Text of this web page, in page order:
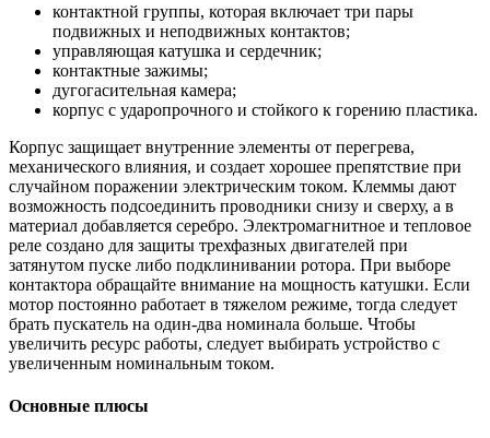
контактной группы, которая включает три пары
подвижных и неподвижных контактов;
управляющая катушка и сердечник;
контактные зажимы;
дугогасительная камера;
корпус с ударопрочного и стойкого к горению пластика.
Корпус защищает внутренние элементы от перегрева,
механического влияния, и создает хорошее препятствие при
случайном поражении электрическим током. Клеммы дают
возможность подсоединить проводники снизу и сверху, а в
материал добавляется серебро. Электромагнитное и тепловое
реле создано для защиты трехфазных двигателей при
затянутом пуске либо подклинивании ротора. При выборе
контактора обращайте внимание на мощность катушки. Если
мотор постоянно работает в тяжелом режиме, тогда следует
брать пускатель на один-два номинала больше. Чтобы
увеличить ресурс работы, следует выбирать устройство с
увеличенным номинальным током.
Основные плюсы